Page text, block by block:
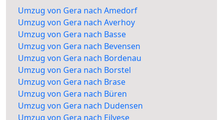
Umzug von Gera nach Amedorf
Umzug von Gera nach Averhoy
Umzug von Gera nach Basse
Umzug von Gera nach Bevensen
Umzug von Gera nach Bordenau
Umzug von Gera nach Borstel
Umzug von Gera nach Brase
Umzug von Gera nach Büren
Umzug von Gera nach Dudensen
Umzug von Gera nach Eilvese